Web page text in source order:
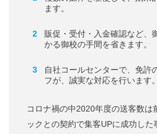
ます。
販促・受付・入金確認など、
かる御校の手間を省きます。
自社コールセンターで、免許
フが、誠実な対応を行います。
コロナ禍の中2020年度の送客数は
ックとの契約で集客UPに成功した